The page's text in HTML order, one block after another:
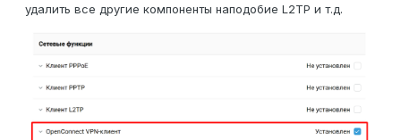
удалить все другие компоненты наподобие L2TP и т.д.